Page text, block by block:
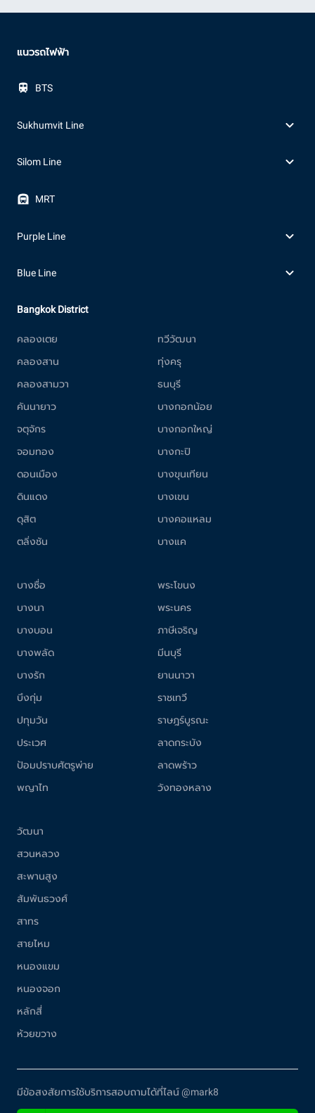
แนวรถไฟฟ้า
BTS
Sukhumvit Line
Silom Line
MRT
Purple Line
Blue Line
Bangkok District
คลองเตย
คลองสาน
คลองสามวา
คันนายาว
จตุจักร
จอมทอง
ดอนเมือง
ดินแดง
ดุสิต
ตลิ่งชัน
ทวีวัฒนา
ทุ่งครุ
ธนบุรี
บางกอกน้อย
บางกอกใหญ่
บางกะปิ
บางขุนเทียน
บางเขน
บางคอแหลม
บางแค
บางซื่อ
บางนา
บางบอน
บางพลัด
บางรัก
บึงกุ่ม
ปทุมวัน
ประเวศ
ป้อมปราบศัตรูพ่าย
พญาไท
พระโขนง
พระนคร
ภาษีเจริญ
มีนบุรี
ยานนาวา
ราชเทวี
ราษฎร์บูรณะ
ลาดกระบัง
ลาดพร้าว
วังทองหลาง
วัฒนา
สวนหลวง
สะพานสูง
สัมพันธวงศ์
สาทร
สายไหม
หนองแขม
หนองจอก
หลักสี่
ห้วยขวาง
มีข้อสงสัยการใช้บริการสอบถามได้ที่ไลน์ @mark8